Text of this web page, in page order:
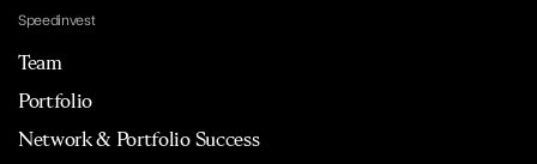
Speedinvest
Team
Portfolio
Network & Portfolio Success